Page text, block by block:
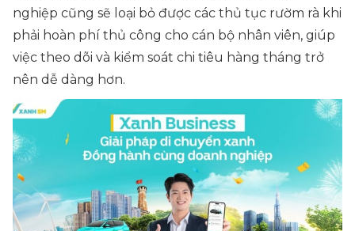
nghiệp cũng sẽ loại bỏ được các thủ tục rườm rà khi
phải hoàn phí thủ công cho cán bộ nhân viên, giúp
việc theo dõi và kiểm soát chi tiêu hàng tháng trở
nên dễ dàng hơn.